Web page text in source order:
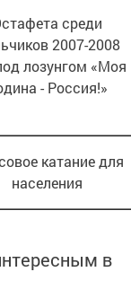
среди
2007-2008
лозунгом «Моя
- Россия!»
катание для
населения
в